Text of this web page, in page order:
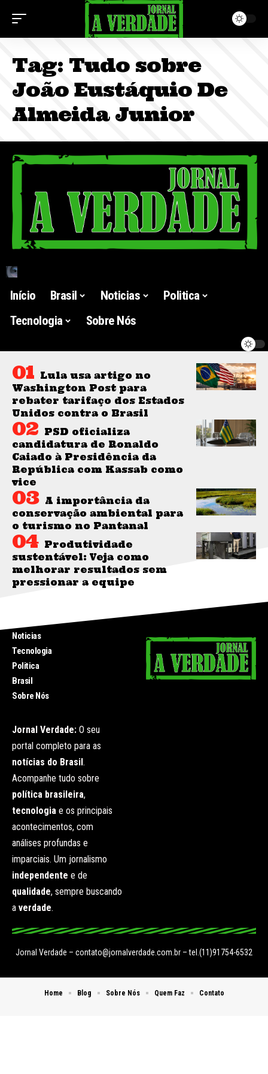
Tag: Tudo sobre
João Eustáquio De
Almeida Junior
Início Brasil Noticias
Politica
Tecnologia
Sobre Nós
Lula usa artigo no
Washington Post para
rebater tarifaço dos Estados
Unidos contra o Brasil
PSD oficializa
candidatura de Ronaldo
Caiado à Presidência da
República com Kassab como
vice
A importância da
conservação ambiental para
o turismo no Pantanal
Produtividade
sustentável: Veja como
melhorar resultados sem
pressionar a equipe
Noticias
Tecnologia
Politica
Brasil
Sobre Nós
Jornal Verdade: O seu
portal completo para as
notícias do Brasil.
Acompanhe tudo sobre
política brasileira,
tecnologia e os principais
acontecimentos, com
análises profundas e
imparciais. Um jornalismo
independente e de
qualidade, sempre buscando
a verdade.
Jornal Verdade – contato@jornalverdade.com.br – tel.(11)91754-6532
Home Blog Sobre Nós Quem Faz Contato